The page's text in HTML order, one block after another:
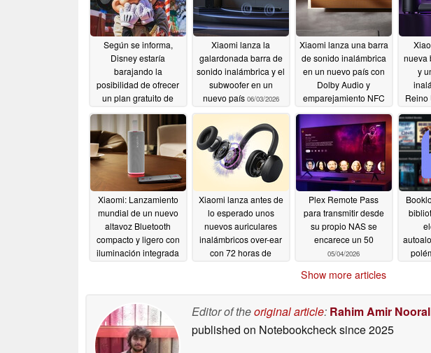
Según se informa,
Disney estaría
barajando la
posibilidad de ofrecer
un plan gratuito de
07/11/2026
Xiaomi lanza la
galardonada barra de
sonido inalámbrica y el
subwoofer en un
nuevo país 06/03/2026
Xiaomi lanza una barra
de sonido inalámbrica
en un nuevo país con
Dolby Audio y
emparejamiento NFC
06/03/2026
nueva
y
Reino
Xiaomi: Lanzamiento
mundial de un nuevo
altavoz Bluetooth
compacto y ligero con
iluminación integrada
Xiaomi lanza antes de
lo esperado unos
nuevos auriculares
inalámbricos over-ear
con 72 horas de
Plex Remote Pass
para transmitir desde
su propio NAS se
encarece un 50
05/04/2026
Show more articles
Editor of theoriginal article: Rahim Amir
published on Notebookchecksince 2025